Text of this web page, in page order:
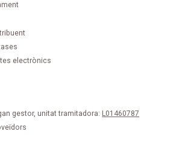
electrònics
gestor, unitat tramitadora: L01460787